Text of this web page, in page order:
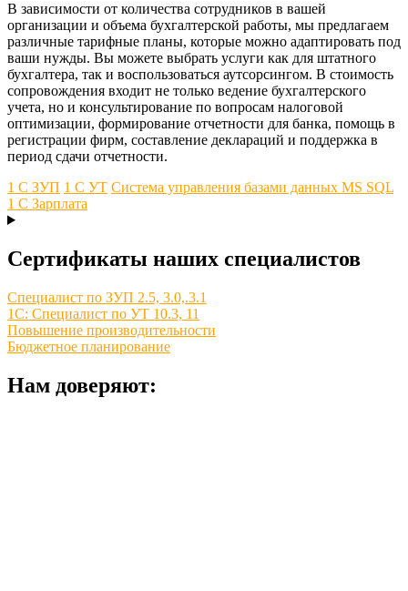
В зависимости от количества сотрудников в вашей
организации и объема бухгалтерской работы, мы предлагаем
различные тарифные планы, которые можно адаптировать под
ваши нужды. Вы можете выбрать услуги как для штатного
бухгалтера, так и воспользоваться аутсорсингом. В стоимость
сопровождения входит не только ведение бухгалтерского
учета, но и консультирование по вопросам налоговой
оптимизации, формирование отчетности для банка, помощь в
регистрации фирм, составление деклараций и поддержка в
период сдачи отчетности.
1 С ЗУП 1 С УТ Система управления базами данных MS SQL
1 С Зарплата
Сертификаты наших специалистов
Специалист по ЗУП 2.5, 3.0,.3.1
1С: Специалист по УТ 10.3, 11
Повышение производительности
Бюджетное планирование
Нам доверяют: